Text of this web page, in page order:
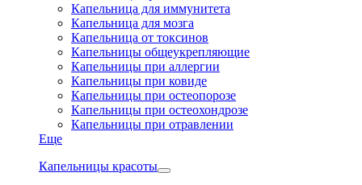
Капельница для иммунитета
Капельница для мозга
Капельница от токсинов
Капельницы общеукрепляющие
Капельницы при аллергии
Капельницы при ковиде
Капельницы при остеопорозе
Капельницы при остеохондрозе
Капельницы при отравлении
Еще
Капельницы красоты